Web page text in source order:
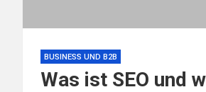
BUSINESS UND B2B
Was ist SEO und